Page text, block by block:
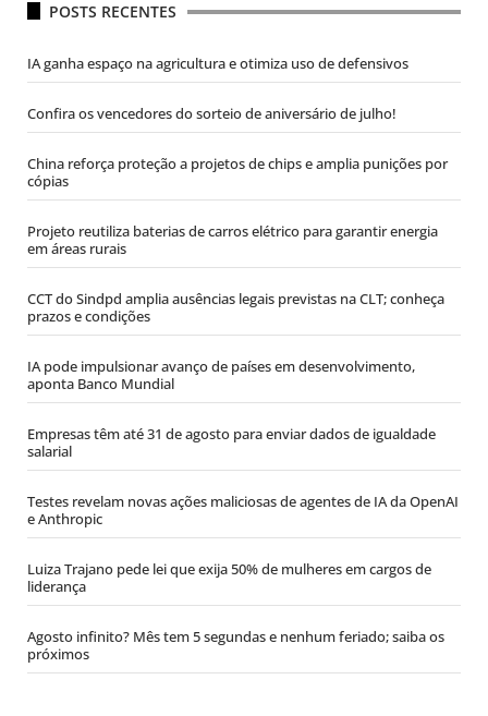
POSTS RECENTES
IA ganha espaço na agricultura e otimiza uso de defensivos
Confira os vencedores do sorteio de aniversário de julho!
China reforça proteção a projetos de chips e amplia punições por
cópias
Projeto reutiliza baterias de carros elétrico para garantir energia
em áreas rurais
CCT do Sindpd amplia ausências legais previstas na CLT; conheça
prazos e condições
IA pode impulsionar avanço de países em desenvolvimento,
aponta Banco Mundial
Empresas têm até 31 de agosto para enviar dados de igualdade
salarial
Testes revelam novas ações maliciosas de agentes de IA da OpenAI
e Anthropic
Luiza Trajano pede lei que exija 50% de mulheres em cargos de
liderança
Agosto infinito? Mês tem 5 segundas e nenhum feriado; saiba os
próximos